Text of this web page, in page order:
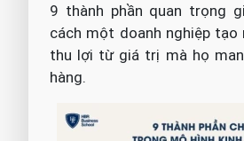
9 thành phần quan trọng
cách một doanh nghiệp tạo
thu lợi từ giá trị mà họ
hàng.